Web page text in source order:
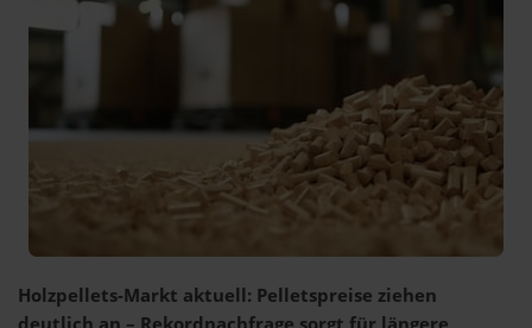
Holzpellets-Markt aktuell: Pelletspreise ziehen